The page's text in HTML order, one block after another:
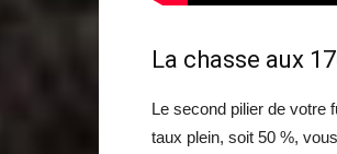
La chasse aux
Le second pilier de votre
taux plein, soit 50 %,